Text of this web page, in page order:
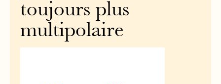
toujours plus
multipolaire